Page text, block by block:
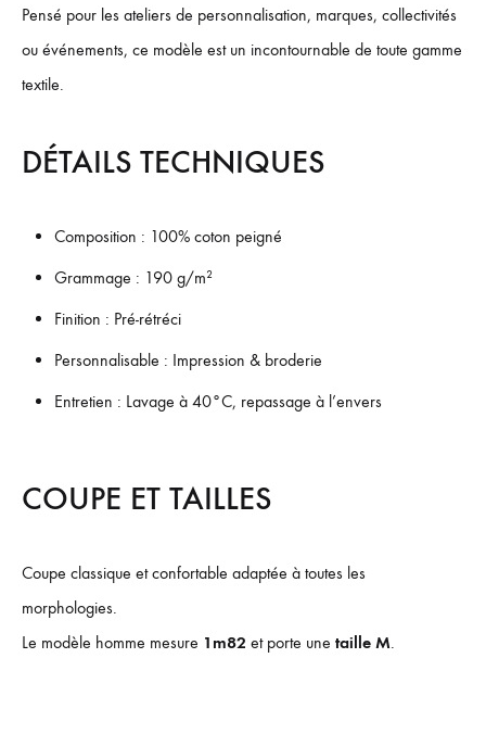
Pensé pour les ateliers de personnalisation, marques, collectivités
ou événements, ce modèle est un incontournable de toute gamme
textile.
DÉTAILS TECHNIQUES
Composition : 100% coton peigné
Grammage : 190 g/m²
Finition : Pré-rétréci
Personnalisable : Impression & broderie
Entretien : Lavage à 40°C, repassage à l’envers
COUPE ET TAILLES
Coupe classique et confortable adaptée à toutes les
morphologies.
Le modèle homme mesure 1m82 et porte une taille M.